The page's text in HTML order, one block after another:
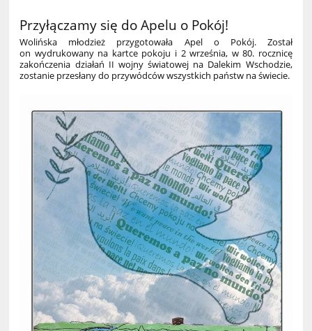
Przyłączamy się do Apelu o Pokój!
Wolińska młodzież przygotowała Apel o Pokój. Został
on wydrukowany na kartce pokoju i 2 września, w 80. rocznicę
zakończenia działań II wojny światowej na Dalekim Wschodzie,
zostanie przesłany do przywódców wszystkich państw na świecie.